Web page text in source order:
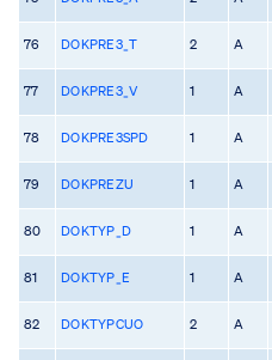
76 DOKPRE3_T 2 A
77 DOKPRE3_V 1 A
78 DOKPRE3SPD 1 A
79 DOKPREZU 1 A
80 DOKTYP_D 1 A
81 DOKTYP_E 1 A
82 DOKTYPCUO 2 A